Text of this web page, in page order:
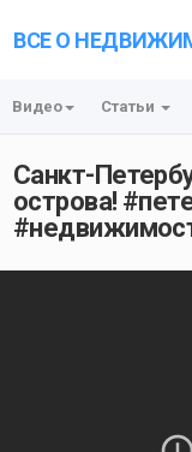
ВСЕ О
Видео Статьи
Санкт-
острова!